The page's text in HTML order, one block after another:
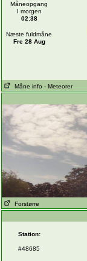
Måneopgang
I morgen
02:38
Næste fuldmåne
Fre 28 Aug
Måne info - Meteorer
Forstørre
Station:
#48685